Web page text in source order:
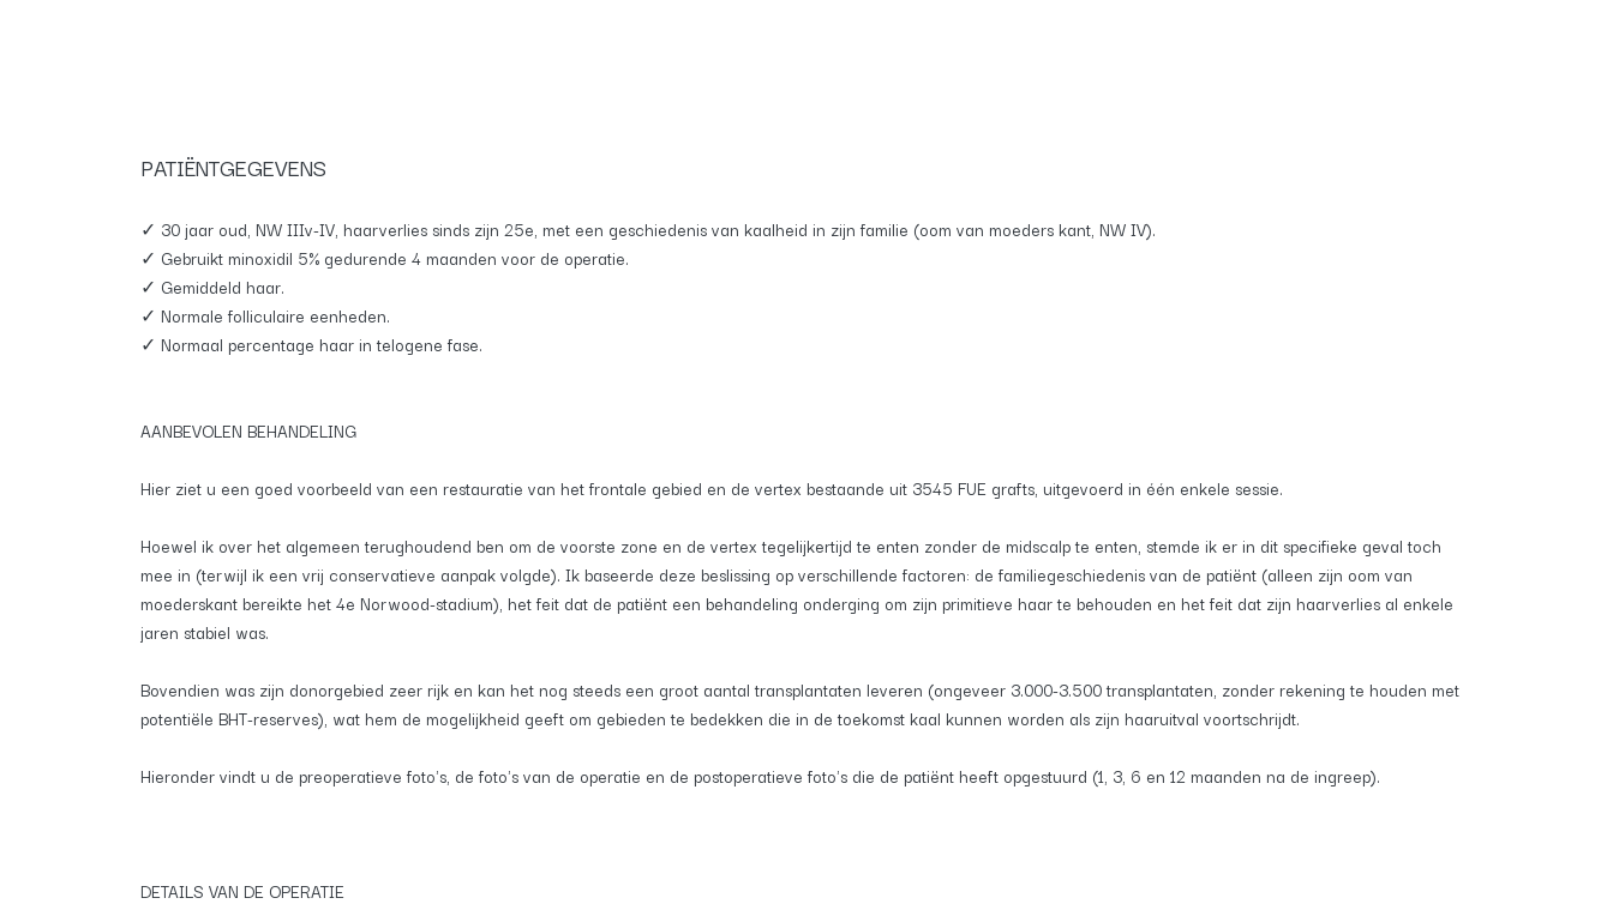
PATIËNTGEGEVENS
✓ 30 jaar oud, NW IIIv-IV, haarverlies sinds zijn 25e, met een geschiedenis van kaalheid in zijn familie (oom van moeders kant, NW IV).
✓ Gebruikt minoxidil 5% gedurende 4 maanden voor de operatie.
✓ Gemiddeld haar.
✓ Normale folliculaire eenheden.
✓ Normaal percentage haar in telogene fase.
AANBEVOLEN BEHANDELING
Hier ziet u een goed voorbeeld van een restauratie van het frontale gebied en de vertex bestaande uit 3545 FUE grafts, uitgevoerd in één enkele sessie.
Hoewel ik over het algemeen terughoudend ben om de voorste zone en de vertex tegelijkertijd te enten zonder de midscalp te enten, stemde ik er in dit specifieke geval toch
mee in (terwijl ik een vrij conservatieve aanpak volgde). Ik baseerde deze beslissing op verschillende factoren: de familiegeschiedenis van de patiënt (alleen zijn oom van
moederskant bereikte het 4e Norwood-stadium), het feit dat de patiënt een behandeling onderging om zijn primitieve haar te behouden en het feit dat zijn haarverlies al enkele
jaren stabiel was.
Bovendien was zijn donorgebied zeer rijk en kan het nog steeds een groot aantal transplantaten leveren (ongeveer 3.000-3.500 transplantaten, zonder rekening te houden met
potentiële BHT-reserves), wat hem de mogelijkheid geeft om gebieden te bedekken die in de toekomst kaal kunnen worden als zijn haaruitval voortschrijdt.
Hieronder vindt u de preoperatieve foto's, de foto's van de operatie en de postoperatieve foto's die de patiënt heeft opgestuurd (1, 3, 6 en 12 maanden na de ingreep).
DETAILS VAN DE OPERATIE